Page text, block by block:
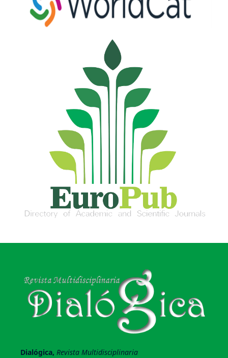
Dialógica, Revista Multidisciplinaria